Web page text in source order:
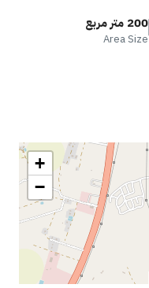
200 متر مربع
Area Size
+
−